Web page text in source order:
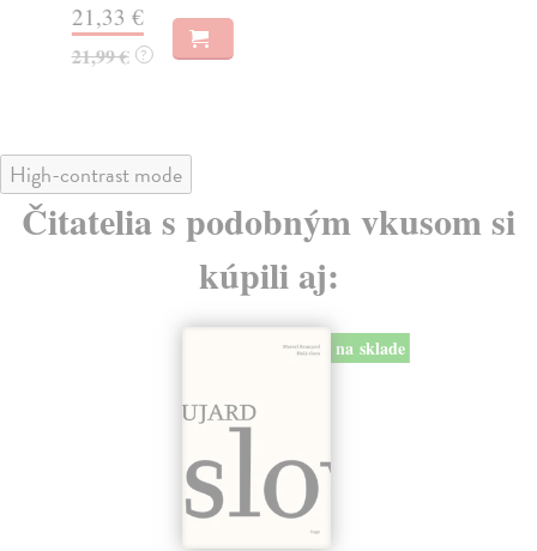
21,33 €
21,99 € ?
High-contrast mode
Čitatelia s podobným vkusom si
kúpili aj:
na sklade